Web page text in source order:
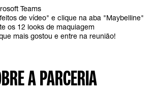
Teams
de vídeo" e clique na aba "Maybelline"
os 12 looks de maquiagem
mais gostou e entre na reunião!
A PARCERIA